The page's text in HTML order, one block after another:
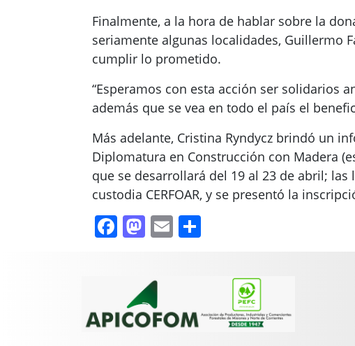
Finalmente, a la hora de hablar sobre la
seriamente algunas localidades, Guillermo
cumplir lo prometido.
“Esperamos con esta acción ser solidarios
además que se vea en todo el país el
Más adelante, Cristina Ryndycz brindó un
Diplomatura en Construcción con Madera
que se desarrollará del 19 al 23 de abril;
custodia CERFOAR, y se presentó la
Facebook
Mastodon
Email